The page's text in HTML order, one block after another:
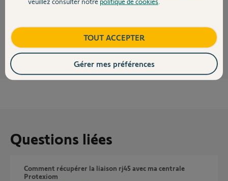
Contact
il y a presque 8 ans
Questions liées
Comment récupérer la liaison rj45 avec ma centrale
Protexiom
TOUT ACCEPTER
Gérer mes préférences